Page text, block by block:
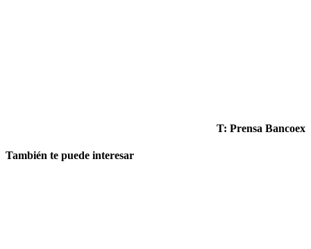
T: Prensa Bancoex
También te puede interesar